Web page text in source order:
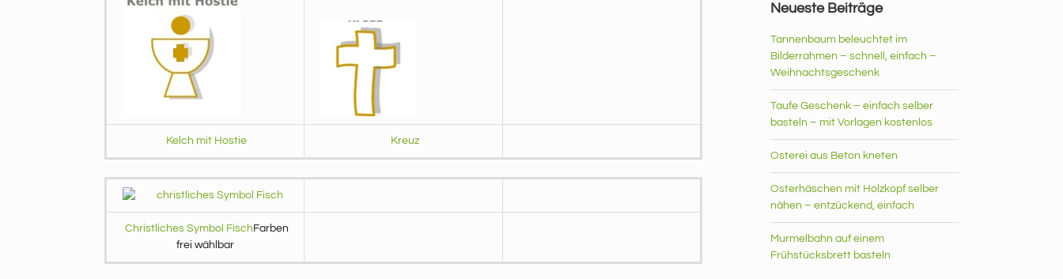
Kelch mit Hostie Kreuz
Christliches Symbol Fisch Farben
frei wählbar
Neueste Beiträge
Tannenbaum beleuchtet im
Bilderrahmen – schnell, einfach –
Weihnachtsgeschenk
Taufe Geschenk – einfach selber
basteln – mit Vorlagen kostenlos
Osterei aus Beton kneten
Osterhäschen mit Holzkopf selber
nähen – entzückend, einfach
Murmelbahn auf einem
Frühstücksbrett basteln